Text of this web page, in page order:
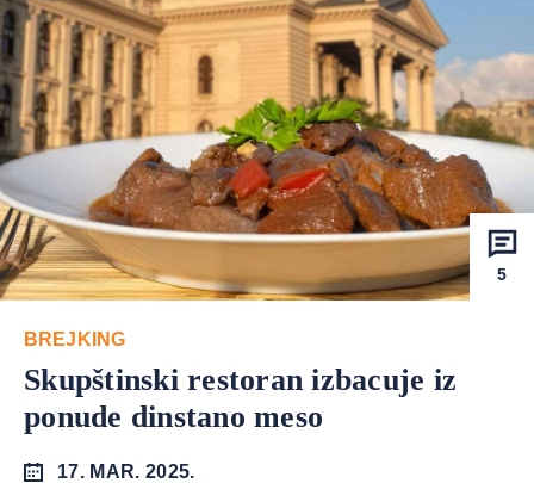
5
BREJKING
Skupštinski restoran izbacuje iz
ponude dinstano meso
17. MAR. 2025.